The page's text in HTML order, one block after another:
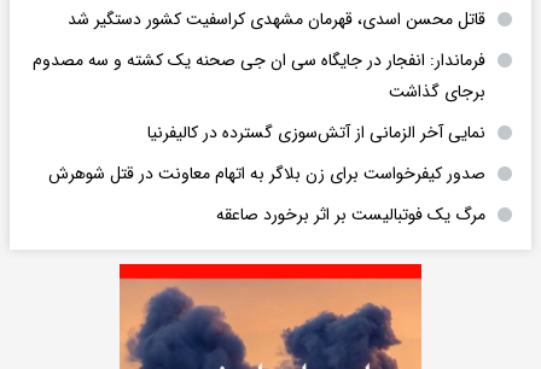
قاتل محسن اسدی، قهرمان مشهدی کراسفیت کشور دستگیر شد
فرماندار: انفجار در جایگاه سی ان جی صحنه یک کشته و سه مصدوم
برجای گذاشت
نمایی آخر الزمانی از آتش‌سوزی گسترده در کالیفرنیا
صدور کیفرخواست برای زن بلاگر به اتهام معاونت در قتل شوهرش
مرگ یک فوتبالیست بر اثر برخورد صاعقه